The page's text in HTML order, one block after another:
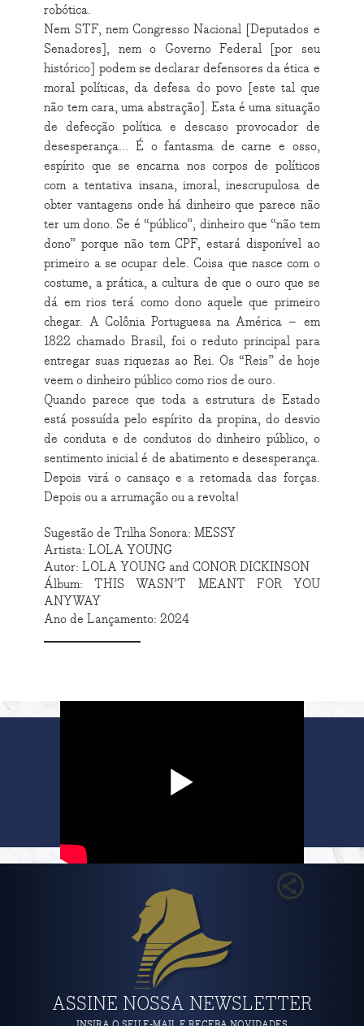
robótica.
Nem STF, nem Congresso Nacional [Deputados e
Senadores], nem o Governo Federal [por seu
histórico] podem se declarar defensores da ética e
moral políticas, da defesa do povo [este tal que
não tem cara, uma abstração]. Esta é uma situação
de defecção política e descaso provocador de
desesperança... É o fantasma de carne e osso,
espírito que se encarna nos corpos de políticos
com a tentativa insana, imoral, inescrupulosa de
obter vantagens onde há dinheiro que parece não
ter um dono. Se é “público”, dinheiro que “não tem
dono” porque não tem CPF, estará disponível ao
primeiro a se ocupar dele. Coisa que nasce com o
costume, a prática, a cultura de que o ouro que se
dá em rios terá como dono aquele que primeiro
chegar. A Colônia Portuguesa na América – em
1822 chamado Brasil, foi o reduto principal para
entregar suas riquezas ao Rei. Os “Reis” de hoje
veem o dinheiro público como rios de ouro.
Quando parece que toda a estrutura de Estado
está possuída pelo espírito da propina, do desvio
de conduta e de condutos do dinheiro público, o
sentimento inicial é de abatimento e desesperança.
Depois virá o cansaço e a retomada das forças.
Depois ou a arrumação ou a revolta!
Sugestão de Trilha Sonora: MESSY
Artista: LOLA YOUNG
Autor: LOLA YOUNG and CONOR DICKINSON
Álbum: THIS WASN’T MEANT FOR YOU
ANYWAY
Ano de Lançamento: 2024
ASSINE NOSSA NEWSLETTER